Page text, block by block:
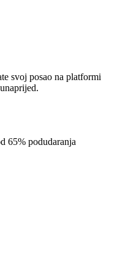
svoj posao na platformi
65% podudaranja